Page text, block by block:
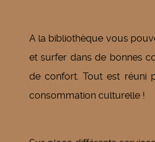
A la bibliothèque vous
et surfer dans de bonnes
de confort. Tout est réuni
consommation culturelle !